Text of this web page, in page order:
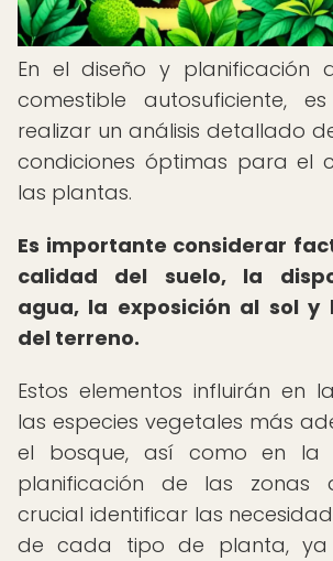
En el diseño y planificación
comestible autosuficiente,
realizar un análisis detallado
condiciones óptimas para el
las plantas.
Es importante considerar
calidad del suelo, la
agua, la exposición al sol
del terreno.
Estos elementos influirán en
las especies vegetales más
el bosque, así como en la
planificación de las zonas
crucial identificar las
de cada tipo de planta, ya